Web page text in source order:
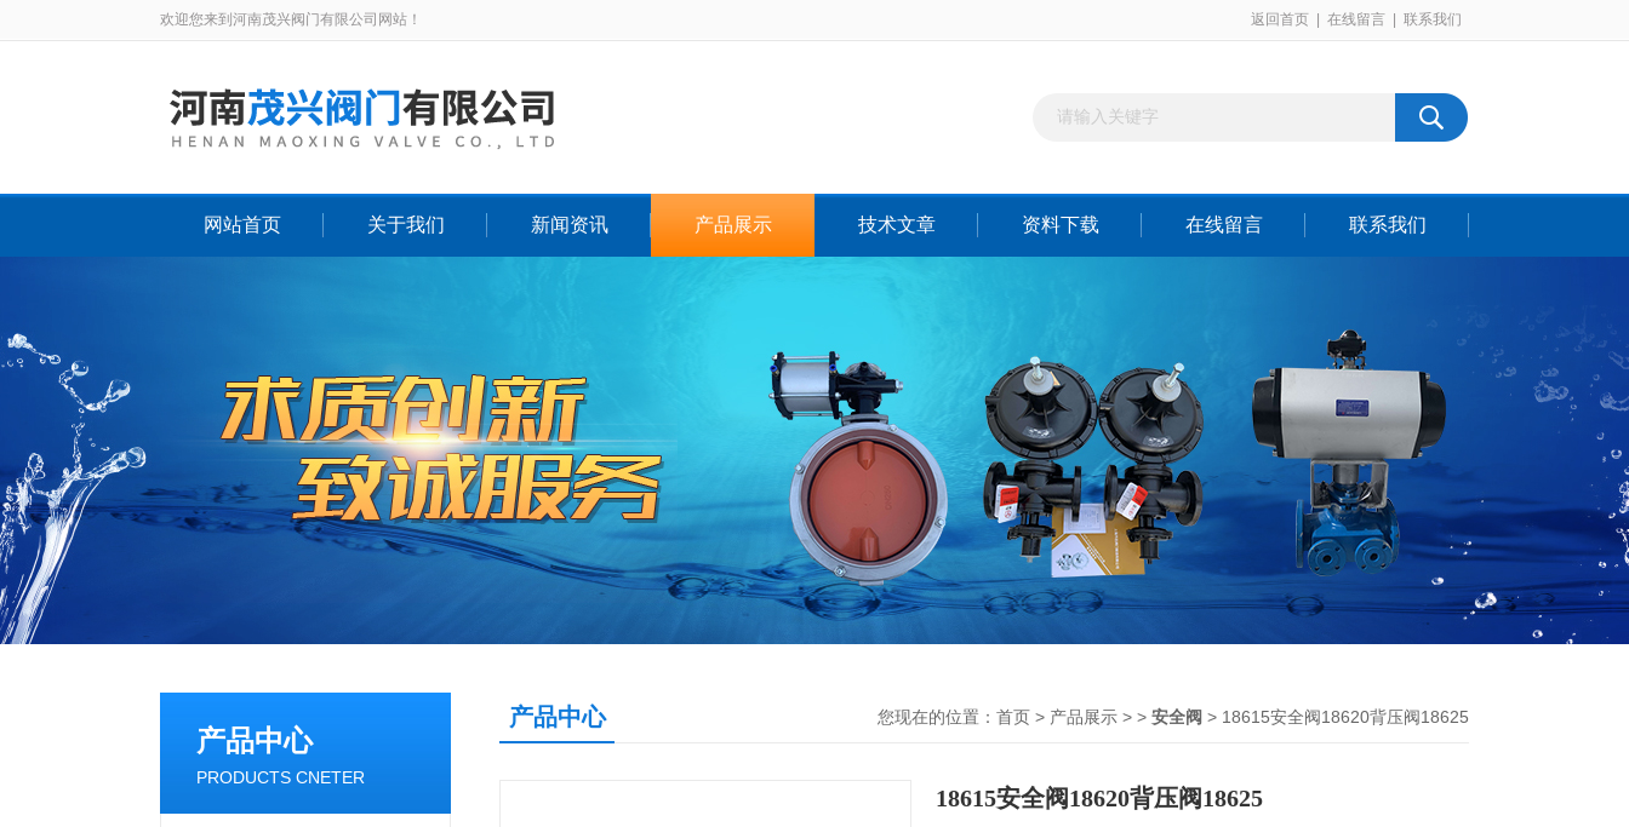
欢迎您来到河南茂兴阀门有限公司网站！ 返回首页 在线留言 联系我们
网站首页 关于我们 新闻资讯 产品展示 技术文章 资料下载 在线留言 联系我们
产品中心
PRODUCTS CNETER
产品中心 您现在的位置： 首页 > 产品展示 > > 安全阀 > 18615安全阀18620背压阀18625
18615安全阀18620背压阀18625